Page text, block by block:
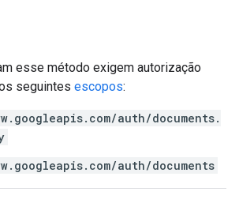
esse método exigem autorização
seguintes escopos:
auth/documents.
auth/documents